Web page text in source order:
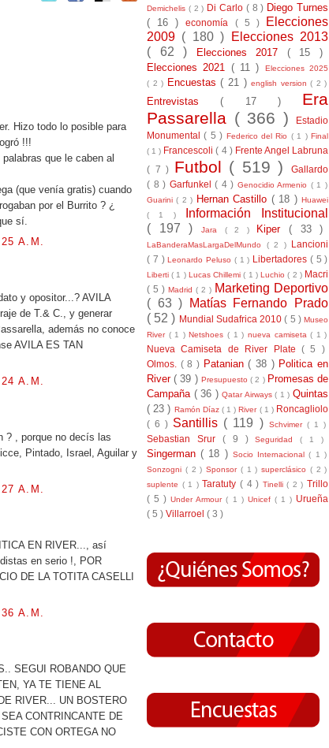
Hizo todo lo posible para
!!!
que le caben al
(que venía gratis) cuando
por el Burrito ? ¿
sí.
A.M.
y opositor...? AVILA
de T.& C., y generar
además no conoce
AVILA ES TAN
A.M.
? , porque no decís las
Pintado, Israel, Aguilar y
A.M.
EN RIVER..., así
en serio !, POR
DE LA TOTITA CASELLI
A.M.
SEGUI ROBANDO QUE
YA TE TIENE AL
RIVER... UN BOSTERO
CONTRINCANTE DE
CON ORTEGA NO
Demichelis ( 2 ) Di Carlo ( 8 ) Diego Turnes
( 16 )economía ( 5 )
Elecciones
2009 ( 180 )
Elecciones 2013
( 62 )
Elecciones 2017 ( 15 )
Elecciones 2021 ( 11 )
Elecciones 2025
( 2 )
Encuestas( 21 )english version( 2 )
Entrevistas( 17 ) Era
Passarella ( 366 )
Estadio
Monumental( 5 ) Federico del Rio ( 1 )Final
( 1 ) Francescoli( 4 ) Frente Angel Labruna
( 7 ) Futbol ( 519 )Gallardo
( 8 ) Garfunkel ( 4 ) Genocidio Armenio ( 1 )
Guarini( 2 ) Hernan Castillo ( 18 )Huawei
( 1 )
Información Institucional
( 197 )
Jara ( 2 ) Kiper( 33 )
LaBanderaMasLargaDelMundo ( 2 ) Lancioni
( 7 )Leonardo Peluso ( 1 ) Libertadores ( 5 )
Liberti( 1 ) Lucas Chillemi( 1 )Luchio( 2 ) Macri
( 5 ) Madrid ( 2 ) Marketing Deportivo
( 63 )
Matías Fernando Prado
( 52 ) Mundial Sudafrica 2010( 5 )Museo
River ( 1 )Netshoes( 1 ) nueva camiseta( 1 )
Nueva Camiseta de River Plate ( 5 )
Olmos. ( 8 ) Patanian( 38 ) Politica en
River( 39 ) Presupuesto( 2 ) Promesas de
Campaña ( 36 )Qatar Airways( 1 )Quintas
( 23 ) Ramón Díaz ( 1 )River ( 1 ) Roncagliolo
( 6 ) Santillis ( 119 ) Schvimer ( 1 )
Sebastian Srur ( 9 )Seguridad( 1 )
Singerman( 18 ) Socio Internacional( 1 )
Sonzogni ( 2 ) Sponsor ( 1 ) superclásico ( 2 )
suplente ( 1 ) Taratuty ( 4 ) Tinelli( 2 ) Trillo
( 5 )Under Armour( 1 ) Unicef ( 1 ) Urueña
( 5 ) Villarroel ( 3 )